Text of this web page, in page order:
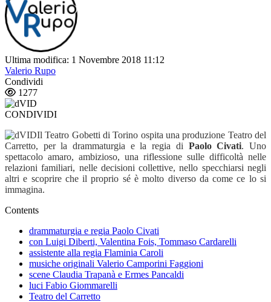
Ultima modifica: 1 Novembre 2018 11:12
Valerio Rupo
Condividi
1277
CONDIVIDI
Il Teatro Gobetti di Torino ospita una produzione Teatro del
Carretto, per la drammaturgia e la regia di Paolo Civati. Uno
spettacolo amaro, ambizioso, una riflessione sulle difficoltà nelle
relazioni familiari, nelle decisioni collettive, nello specchiarsi negli
altri e scoprire che il proprio sé è molto diverso da come ce lo si
immagina.
Contents
drammaturgia e regia Paolo Civati
con Luigi Diberti, Valentina Fois, Tommaso Cardarelli
assistente alla regia Flaminia Caroli
musiche originali Valerio Camporini Faggioni
scene Claudia Trapanà e Ermes Pancaldi
luci Fabio Giommarelli
Teatro del Carretto